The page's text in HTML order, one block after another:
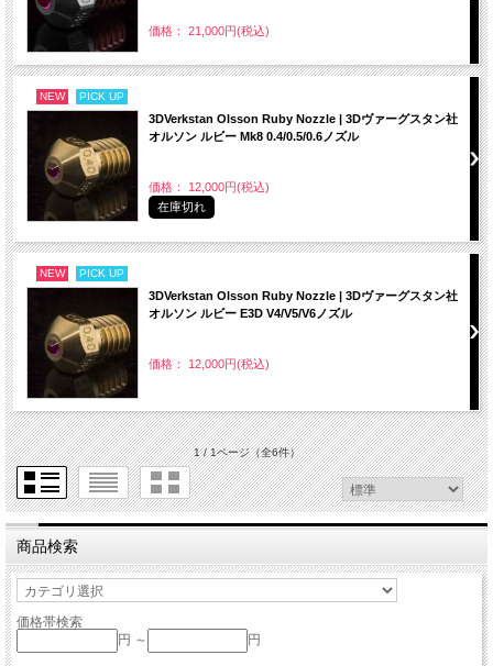
価格： 21,000円(税込)
NEW PICK UP
3DVerkstan Olsson Ruby Nozzle | 3Dヴァーグスタン社
オルソン ルビー Mk8 0.4/0.5/0.6ノズル
価格： 12,000円(税込)
在庫切れ
NEW PICK UP
3DVerkstan Olsson Ruby Nozzle | 3Dヴァーグスタン社
オルソン ルビー E3D V4/V5/V6ノズル
価格： 12,000円(税込)
1 / 1ページ（全6件）
商品検索
価格帯検索
円 ～
円